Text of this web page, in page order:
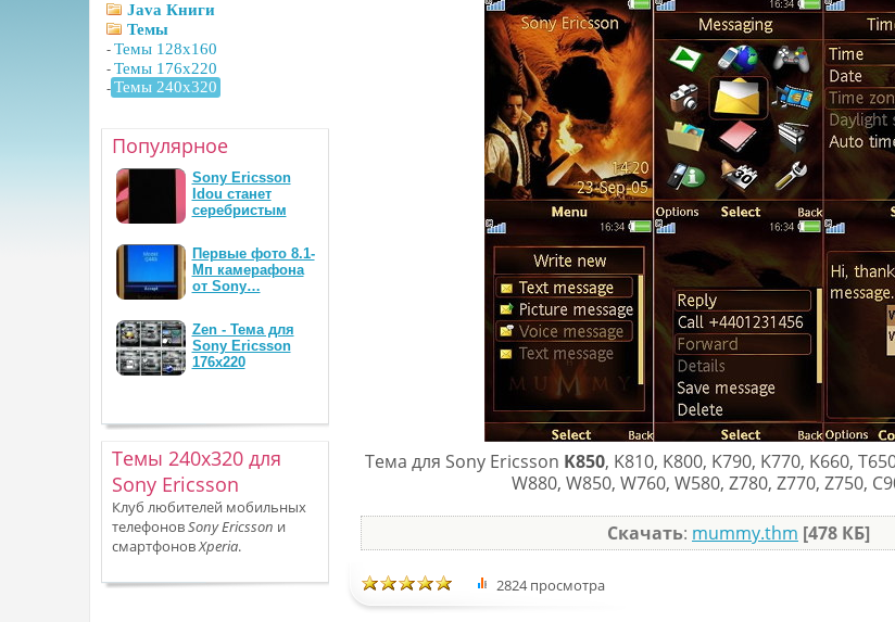
Тема для Sony Ericsson K850, K810, K800, K790, K770, K660,
W880, W850, W760, W580, Z780, Z770, Z750,
Скачать: mummy.thm [478 КБ]
2824 просмотра
Java Книги
Темы
-Темы 128x160
-Темы 176x220
- Темы 240x320
Популярное
Sony Ericsson
Idou станет
серебристым
Первые фото 8.1-
Мп камерафона
от Sony…
Zen - Тема для
Sony Ericsson
176x220
Темы 240x320 для
Sony Ericsson
Клуб любителей мобильных
телефоновSony Ericsson и
смартфоновXperia.